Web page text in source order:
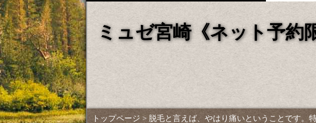
ミュゼ宮崎《ネット予約
トップページ > 脱毛と言えば、やはり痛いということです。